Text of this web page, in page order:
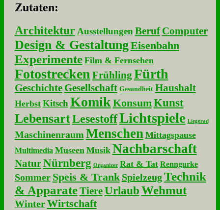
Zu­ta­ten:
Architektur Ausstellungen Beruf Computer
Design & GestaltungEisenbahn
Experimente Film & Fernsehen
Fotostrecken Frühling Fürth
Geschichte Gesellschaft Gesundheit Haushalt
Herbst Kitsch Komik KonsumKunst
LebensartLesestoffLichtspiele Liegerad
Maschinenraum Menschen Mittagspause
Multimedia Museen Musik Nachbarschaft
NaturNürnberg Organizer Rat & Tat Renngurke
Sommer Speis & Trank Spielzeug Technik
& Apparate Tiere UrlaubWehmut
Winter Wirtschaft